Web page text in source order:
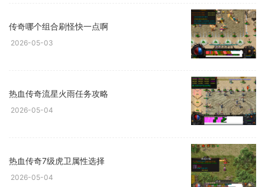
传奇哪个组合刷怪快一点啊
2026-05-03
热血传奇流星火雨任务攻略
2026-05-04
热血传奇7级虎卫属性选择
2026-05-04